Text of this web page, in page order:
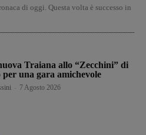
di oggi. Questa volta è successo in
Traiana allo “Zecchini” di
per una gara amichevole
7 Agosto 2026